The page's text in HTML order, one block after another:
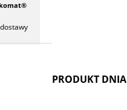
PRODUKT DNIA